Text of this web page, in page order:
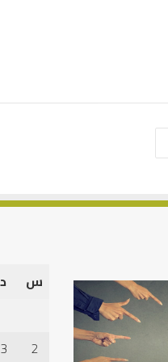
التوازن
بين
عمل
الدنيا
س
د
2
3